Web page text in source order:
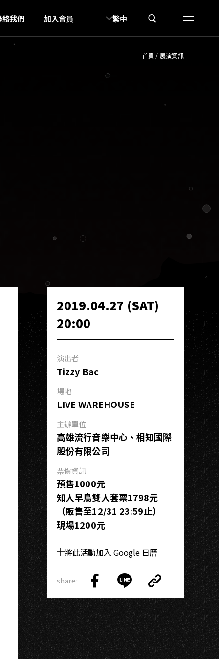
絡我們 加入會員 繁中
首頁 / 展演資訊
2019.04.27 (SAT)
20:00
演出者
Tizzy Bac
場地
LIVE WAREHOUSE
主辦單位
高雄流行音樂中心、相知國際
股份有限公司
票價資訊
預售1000元
知人早鳥雙人套票1798元
（販售至12/31 23:59止）
現場1200元
將此活動加入 Google 日曆
share:
on
Facebook
on
LINE
Link
Copy
Link